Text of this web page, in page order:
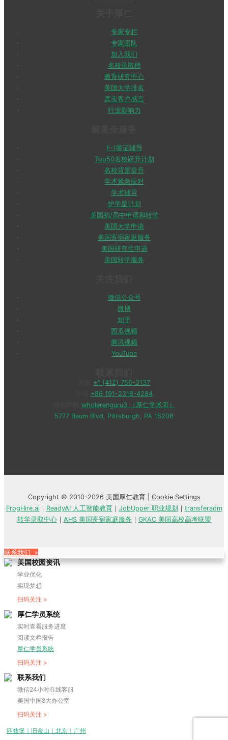
专家专栏
专家团队
加入我们
名校录取榜
教育研究中心
美国大学排名
真实客户感言
行业影响力
F-1签证辅导
Top50名校跃升计划
名校背景提升
学术紧急应对
学术辅导
护学星计划
美国初/高中申请和转学
美国大学申请
美国寄宿家庭服务
美国研究生申请
美国转学服务
微信公众号
微博
知乎
西瓜视频
腾讯视频
YouTube
+1 (412) 756-3137
+86 191-2318-4284
wholerenguru3 （厚仁学术哥）
5777 Baum Blvd, Pittsburgh, PA 15206
Copyright © 2010-2026 美国厚仁教育 | Cookie Settings
FrogHire.ai｜ ReadyAI 人工智能教育｜ JobUpper 职业规划 ｜ transferadm
转学录取中心｜ AHS 美国寄宿家庭服务 ｜ GKAC 美国高校高考联盟
联系我们 »
美国校园资讯
学业优化
实现梦想
扫码关注 >
厚仁学员系统
实时查看服务进度
阅读文档报告
厚仁学员系统
扫码关注 >
联系我们
微信24小时在线客服
美国中国8大办公室
扫码关注 >
匹兹堡｜旧金山｜北京｜广州